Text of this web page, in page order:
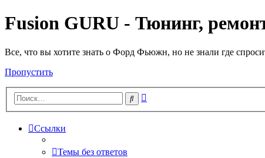
Fusion GURU - Тюнинг,
Все, что вы хотите знать о Форд Фьюжн, но не знали где
Пропустить
Поиск
Ссылки
Темы без ответов